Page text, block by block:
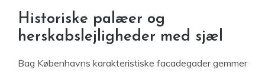
Historiske palæer og
herskabslejligheder med sjæl
Bag Københavns karakteristiske facadegader gemmer